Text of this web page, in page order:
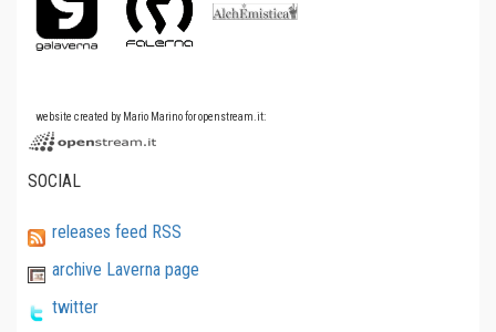
website created by Mario Marino for openstream.it:
SOCIAL
releases feed RSS
archive Laverna page
twitter